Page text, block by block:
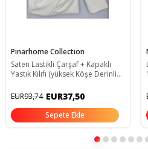
Pınarhome Collectıon
Saten Lastikli Çarşaf + Kapaklı
Yastık Kılıfı (yüksek Köşe Derinliği
EUR93,74 EUR37,50
Sepete Ekle